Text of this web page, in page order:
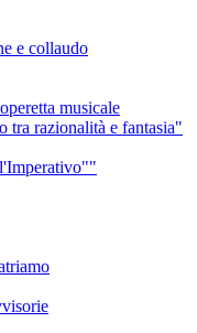
e collaudo
musicale
tra razionalità e fantasia"